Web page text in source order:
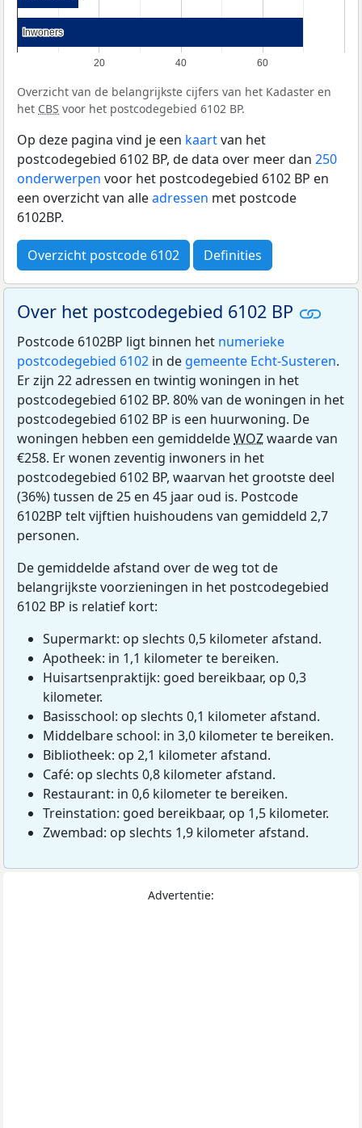
20 40 60
Inwoners
Inwoners
Overzicht van de belangrijkste cijfers van het Kadaster en
het CBS voor het postcodegebied 6102 BP.
Op deze pagina vind je een kaartvan het
postcodegebied 6102 BP, de data over meer dan 250
onderwerpen voor het postcodegebied 6102 BP en
een overzicht van alleadressen met postcode
6102BP.
Overzicht postcode 6102 Definities
Over het postcodegebied 6102 BP
Postcode 6102BP ligt binnen het numerieke
postcodegebied 6102 in de gemeente Echt-Susteren.
Er zijn 22 adressen en twintig woningen in het
postcodegebied 6102 BP. 80% van de woningen in het
postcodegebied 6102 BP is een huurwoning. De
woningen hebben een gemiddeldeWOZwaarde van
€258. Er wonen zeventig inwoners in het
postcodegebied 6102 BP, waarvan het grootste deel
(36%) tussen de 25 en 45 jaar oud is. Postcode
6102BP telt vijftien huishoudens van gemiddeld 2,7
personen.
De gemiddelde afstand over de weg tot de
belangrijkste voorzieningen in het postcodegebied
6102 BP is relatief kort:
Supermarkt: op slechts 0,5 kilometer afstand.
Apotheek: in 1,1 kilometer te bereiken.
Huisartsenpraktijk: goed bereikbaar, op 0,3
kilometer.
Basisschool: op slechts 0,1 kilometer afstand.
Middelbare school: in 3,0 kilometer te bereiken.
Bibliotheek: op 2,1 kilometer afstand.
Café: op slechts 0,8 kilometer afstand.
Restaurant: in 0,6 kilometer te bereiken.
Treinstation: goed bereikbaar, op 1,5 kilometer.
Zwembad: op slechts 1,9 kilometer afstand.
Advertentie: